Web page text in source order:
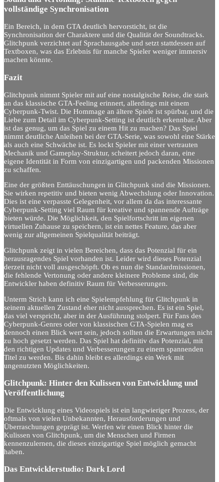
vollständige Synchronisation
Ein Bereich, in dem GTA deutlich hervorsticht, ist die
Synchronisation der Charaktere und die Qualität der Soundtracks.
Glitchpunk verzichtet auf Sprachausgabe und setzt stattdessen auf
Textboxen, was das Erlebnis für manche Spieler weniger immersiv
machen könnte.
Fazit
Glitchpunk nimmt Spieler mit auf eine nostalgische Reise, die stark
an das klassische GTA-Feeling erinnert, allerdings mit einem
Cyberpunk-Twist. Die Hommage an ältere Spiele ist spürbar, und die
Liebe zum Detail im Cyberpunk-Setting ist deutlich erkennbar. Aber
ist das genug, um das Spiel zu einem Hit zu machen? Das Spiel
nimmt deutliche Anleihen bei der GTA-Serie, was sowohl eine Stärke
als auch eine Schwäche ist. Es lockt Spieler mit einer vertrauten
Mechanik und Gameplay-Struktur, scheitert jedoch daran, eine
eigene Identität in Form von einzigartigen und packenden Missionen
zu schaffen.
Eine der größten Enttäuschungen in Glitchpunk sind die Missionen.
Sie wirken repetitiv und bieten wenig Abwechslung oder Innovation.
Dies ist eine verpasste Gelegenheit, vor allem da das interessante
Cyberpunk-Setting viel Raum für kreative und spannende Aufträge
bieten würde. Die Möglichkeit, den Spielfortschritt im eigenen
virtuellen Zuhause zu speichern, ist ein nettes Feature, das aber
wenig zur allgemeinen Spielqualität beiträgt.
Glitchpunk zeigt in vielen Bereichen, dass das Potenzial für ein
herausragendes Spiel vorhanden ist. Leider wird dieses Potenzial
derzeit nicht voll ausgeschöpft. Ob es nun die Standardmissionen,
die fehlende Vertonung oder andere kleinere Probleme sind, die
Entwickler haben definitiv Raum für Verbesserungen.
Unterm Strich kann ich eine Spielempfehlung für Glitchpunk in
seinem aktuellen Zustand eher nicht aussprechen. Es ist ein Spiel,
das viel verspricht, aber in der Ausführung stolpert. Für Fans des
Cyberpunk-Genres oder von klassischen GTA-Spielen mag es
dennoch einen Blick wert sein, jedoch sollten die Erwartungen nicht
zu hoch gesetzt werden. Das Spiel hat definitiv das Potenzial, mit
den richtigen Updates und Verbesserungen zu einem spannenden
Titel zu werden. Bis dahin bleibt es allerdings ein Werk mit
ungenutzten Möglichkeiten.
Glitchpunk: Hinter den Kulissen von Entwicklung und
Veröffentlichung
Die Entwicklung eines Videospiels ist ein langwieriger Prozess, der
oftmals von vielen Unbekannten, Herausforderungen und
Überraschungen geprägt ist. Werfen wir einen Blick hinter die
Kulissen von Glitchpunk, um die Menschen und Firmen
kennenzulernen, die dieses einzigartige Spiel möglich gemacht
haben.
Das Entwicklerstudio: Dark Lord